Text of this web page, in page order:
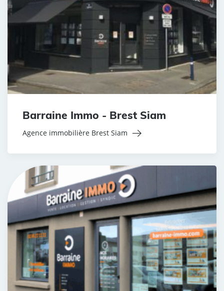
Barraine Immo - Brest Siam
Agence immobilière Brest Siam